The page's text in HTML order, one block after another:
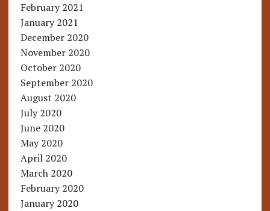
February 2021
January 2021
December 2020
November 2020
October 2020
September 2020
August 2020
July 2020
June 2020
May 2020
April 2020
March 2020
February 2020
January 2020